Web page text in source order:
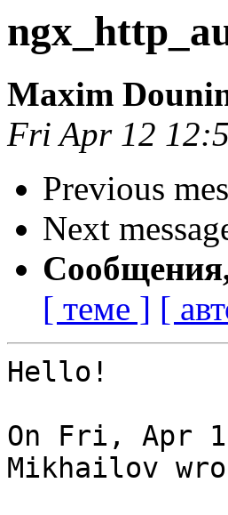
Maxim
Fri Apr 12
Previous
Next
[ теме ] [
Hello!
On Fri, Apr
Mikhailov